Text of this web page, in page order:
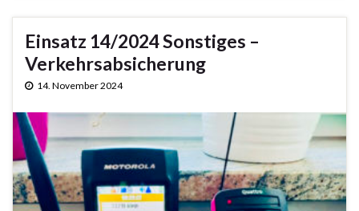
Einsatz 14/2024 Sonstiges –
Verkehrsabsicherung
14. November 2024